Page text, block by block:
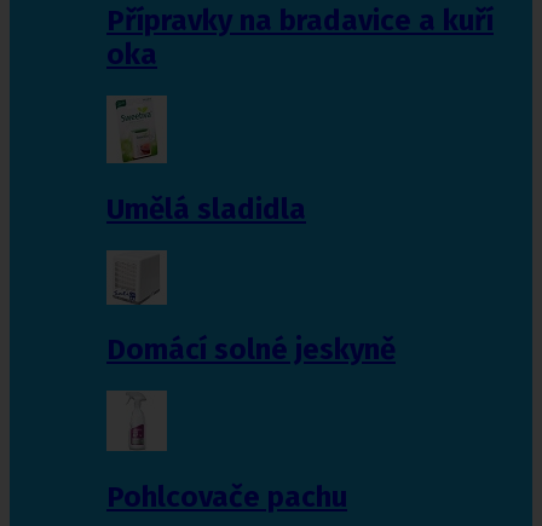
Přípravky na bradavice a kuří
oka
Umělá sladidla
Domácí solné jeskyně
Pohlcovače pachu